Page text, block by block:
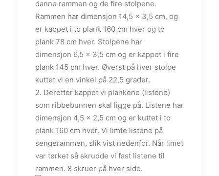
danne rammen og de fire stolpene.
Rammen har dimensjon 14,5 x 3,5 cm, og
er kappet i to plank 160 cm hver og to
plank 78 cm hver. Stolpene har
dimensjon 6,5 x 3,5 cm og er kappet i fire
plank 145 cm hver. Øverst på hver stolpe
kuttet vi en vinkel på 22,5 grader.
2. Deretter kappet vi plankene (listene)
som ribbebunnen skal ligge på. Listene har
dimensjon 4,5 x 2,5 cm og er kuttet i to
plank 160 cm hver. Vi limte listene på
sengerammen, slik vist nedenfor. Når limet
var tørket så skrudde vi fast listene til
rammen. 8 skruer på hver side.